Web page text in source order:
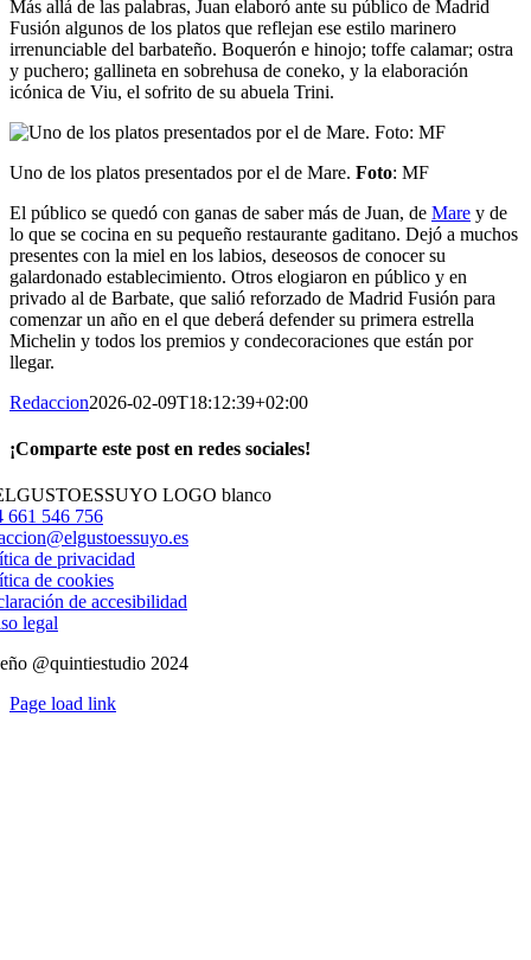
Más allá de las palabras, Juan elaboró ante su público de Madrid
Fusión algunos de los platos que reflejan ese estilo marinero
irrenunciable del barbateño. Boquerón e hinojo; toffe calamar; ostra
y puchero; gallineta en sobrehusa de coneko, y la elaboración
icónica de Viu, el sofrito de su abuela Trini.
Uno de los platos presentados por el de Mare. Foto: MF
El público se quedó con ganas de saber más de Juan, de Mare y de
lo que se cocina en su pequeño restaurante gaditano. Dejó a muchos
presentes con la miel en los labios, deseosos de conocer su
galardonado establecimiento. Otros elogiaron en público y en
privado al de Barbate, que salió reforzado de Madrid Fusión para
comenzar un año en el que deberá defender su primera estrella
Michelin y todos los premios y condecoraciones que están por
llegar.
Redaccion2026-02-09T18:12:39+02:00
¡Comparte este post en redes sociales!
Facebook
X
LinkedIn
WhatsApp
Correo
electrónico
661 546 756
de privacidad
de cookies
de accesibilidad
legal
@quintiestudio 2024
Page load link